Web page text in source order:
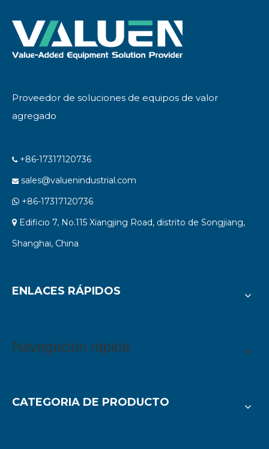
Proveedor de soluciones de equipos de valor
agregado
 +86-17317120736
 sales@valuenindustrial.com
 +86-17317120736
 Edificio 7, No.115 Xiangjing Road, distrito de Songjiang,
Shanghai, China
ENLACES RÁPIDOS
Navegación rápida
CATEGORIA DE PRODUCTO